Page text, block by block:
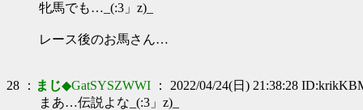
牝馬でも…_(:3」z)_
レース後のお馬さん…
28 ： まじ◆GatSYSZWWI ： 2022/04/24(日) 21:38:28
まあ…伝説よな_(:3」z)_